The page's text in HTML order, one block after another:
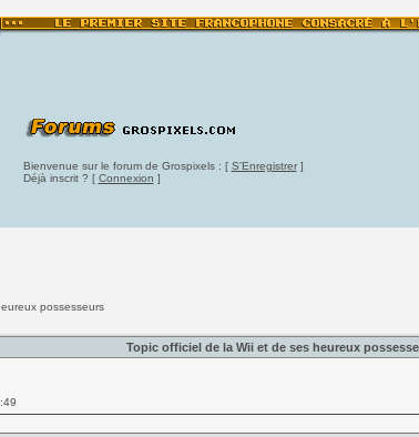
Bienvenue sur le forum de Grospixels : [ S'Enregistrer]
Déjà inscrit ? [ Connexion ]
possesseurs
Topic officiel de la Wii et de ses heureux